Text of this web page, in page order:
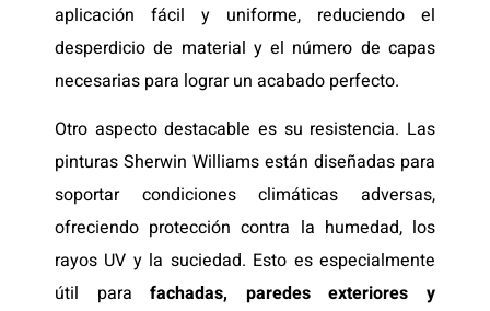
aplicación fácil y uniforme, reduciendo el
desperdicio de material y el número de capas
necesarias para lograr un acabado perfecto.
Otro aspecto destacable es su resistencia. Las
pinturas Sherwin Williams están diseñadas para
soportar condiciones climáticas adversas,
ofreciendo protección contra la humedad, los
rayos UV y la suciedad. Esto es especialmente
útil parafachadas, paredes exteriores y